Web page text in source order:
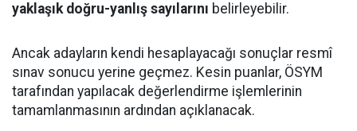
yaklaşık doğru-yanlış sayılarını belirleyebilir.
Ancak adayların kendi hesaplayacağı sonuçlar resmî
sınav sonucu yerine geçmez. Kesin puanlar, ÖSYM
tarafından yapılacak değerlendirme işlemlerinin
tamamlanmasının ardından açıklanacak.